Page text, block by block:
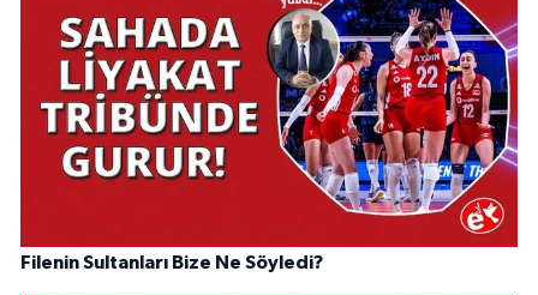
Filenin Sultanları Bize Ne Söyledi?